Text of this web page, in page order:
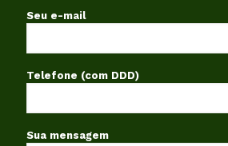
Seu e-mail
Telefone (com DDD)
Sua mensagem